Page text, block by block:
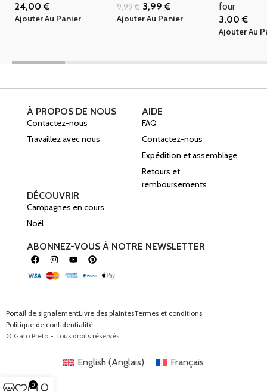
24,00€
Ajouter Au Panier
9,99€ 3,99€
Ajouter Au Panier
four
3,00€
Ajouter Au
À PROPOS DE NOUS
Contactez-nous
Travaillez avec nous
AIDE
FAQ
Contactez-nous
Expédition et assemblage
Retours et
remboursements
DÉCOUVRIR
Campagnes en cours
Noël
ABONNEZ-VOUS À NOTRE NEWSLETTER
Portail de signalementLivre des plaintesTermes et conditions
Politique de confidentialité
© Gato Preto - Tous droits réservés
0
English (Anglais) Français